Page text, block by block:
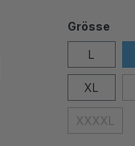
Grösse
L
XL
XXXXL